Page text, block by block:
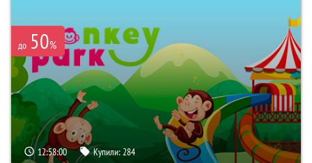
до 50%
12:57:59 Купили:284